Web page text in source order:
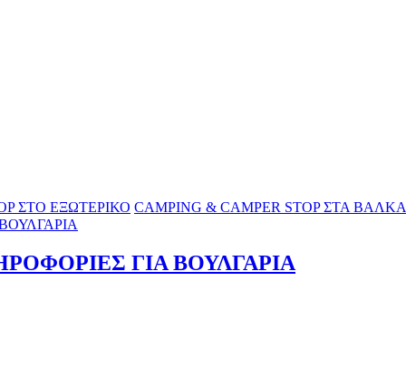
ΣΤΟ ΕΞΩΤΕΡΙΚΟ CAMPING & CAMPER STOP ΣΤΑ
ΓΙΑ ΒΟΥΛΓΑΡΙΑ